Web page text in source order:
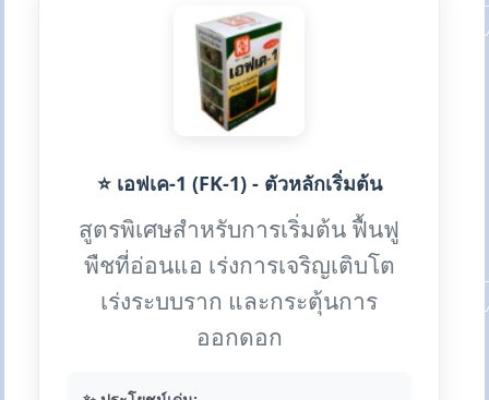
⭐ เอฟเค-1 (FK-1) - ตัวหลักเริ่มต้น
สูตรพิเศษสำหรับการเริ่มต้น ฟื้นฟู
พืชที่อ่อนแอ เร่งการเจริญเติบโต
เร่งระบบราก และกระตุ้นการ
ออกดอก